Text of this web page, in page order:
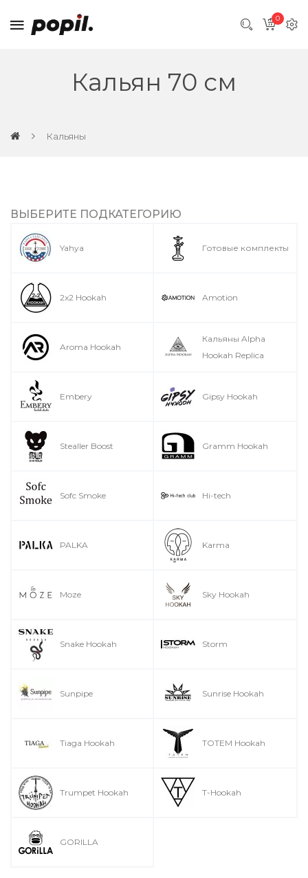
0
Кальян 70 см
Кальяны
ВЫБЕРИТЕ ПОДКАТЕГОРИЮ
Yahya Готовые комплекты
2x2 Hookah Amotion
Aroma Hookah
Кальяны Alpha
Hookah Replica
Embery Gipsy Hookah
Stealler Boost Gramm Hookah
Sofc Smoke Hi-tech
PALKA Karma
Moze Sky Hookah
Snake Hookah Storm
Sunpipe Sunrise Hookah
Tiaga Hookah TOTEM Hookah
Trumpet Hookah T-Hookah
GORILLA